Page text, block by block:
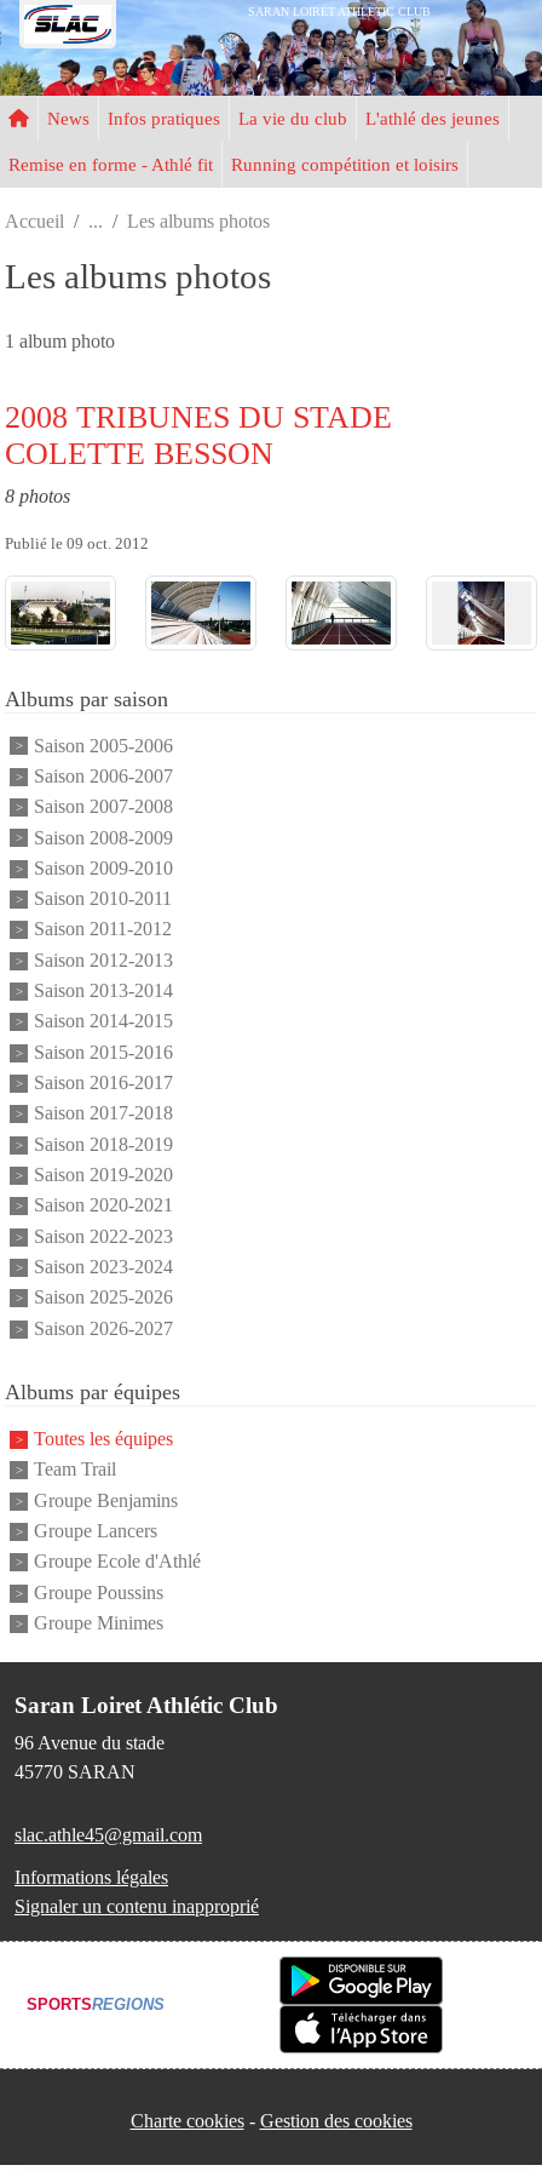
SARAN LOIRET ATHLETIC CLUB
News Infos pratiques La vie du club L'athlé des jeunes
Remise en forme - Athlé fit Running compétition et loisirs
Accueil Les albums photos
Les albums photos
1 album photo
2008 TRIBUNES DU STADE
COLETTE BESSON
8 photos
Publié le 09 oct. 2012
Albums par saison
Saison 2005-2006
Saison 2006-2007
Saison 2007-2008
Saison 2008-2009
Saison 2009-2010
Saison 2010-2011
Saison 2011-2012
Saison 2012-2013
Saison 2013-2014
Saison 2014-2015
Saison 2015-2016
Saison 2016-2017
Saison 2017-2018
Saison 2018-2019
Saison 2019-2020
Saison 2020-2021
Saison 2022-2023
Saison 2023-2024
Saison 2025-2026
Saison 2026-2027
Albums par équipes
Toutes les équipes
Team Trail
Groupe Benjamins
Groupe Lancers
Groupe Ecole d'Athlé
Groupe Poussins
Groupe Minimes
Saran Loiret Athlétic Club
96 Avenue du stade
45770 SARAN
slac.athle45@gmail.com
Informations légales
Signaler un contenu inapproprié
SPORTSREGIONS
Charte cookies Gestion des cookies
Panneau de gestion des cookies